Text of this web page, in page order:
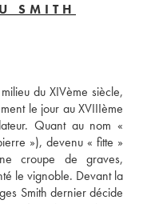
SMITH
du XIVème siècle,
le jour au XVIIIème
Quant au nom «
»), devenu « fitte »
croupe de graves,
le vignoble. Devant la
Smith dernier décide